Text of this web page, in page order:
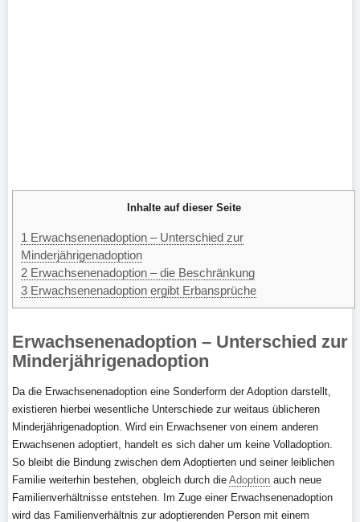
Inhalte auf dieser Seite
1 Erwachsenenadoption – Unterschied zur
Minderjährigenadoption
2 Erwachsenenadoption – die Beschränkung
3 Erwachsenenadoption ergibt Erbansprüche
Erwachsenenadoption – Unterschied zur
Minderjährigenadoption
Da die Erwachsenenadoption eine Sonderform der Adoption darstellt,
existieren hierbei wesentliche Unterschiede zur weitaus üblicheren
Minderjährigenadoption. Wird ein Erwachsener von einem anderen
Erwachsenen adoptiert, handelt es sich daher um keine Volladoption.
So bleibt die Bindung zwischen dem Adoptierten und seiner leiblichen
Familie weiterhin bestehen, obgleich durch die Adoption auch neue
Familienverhältnisse entstehen. Im Zuge einer Erwachsenenadoption
wird das Familienverhältnis zur adoptierenden Person mit einem